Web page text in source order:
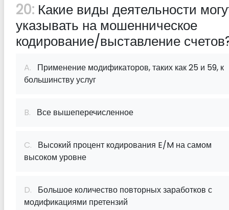
20: Какие виды деятельности
указывать на мошенническое
кодирование/выставление
A. Применение модификаторов, таких как 25 и 59, к
большинству услуг
B. Все вышеперечисленное
C. Высокий процент кодирования E/M на самом
высоком уровне
D. Большое количество повторных заработков с
модификациями претензий